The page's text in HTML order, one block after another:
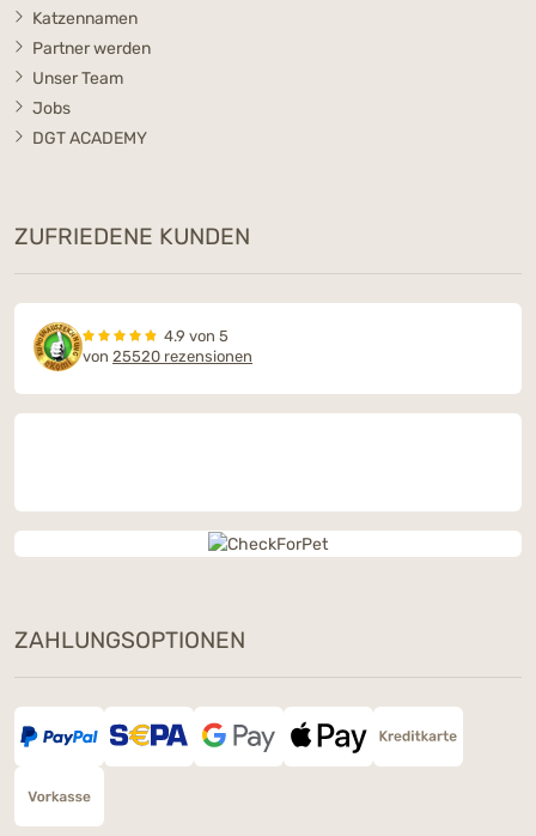
Katzennamen
Partner werden
Unser Team
Jobs
DGT ACADEMY
ZUFRIEDENE KUNDEN
4.9 von 5
von 25520 rezensionen
ZAHLUNGSOPTIONEN
Dieses Wochenende: Ein Snack
Deiner Wahl geschenkt
Bestelle am 8. & 9. August ab 90 € mit dem
SNACKLOVE
Deinen Gratis-Snack – nur solange der Vorrat